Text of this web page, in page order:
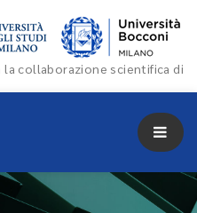
la collaborazione scientifica di